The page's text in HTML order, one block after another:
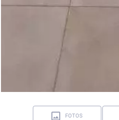
FOTOS